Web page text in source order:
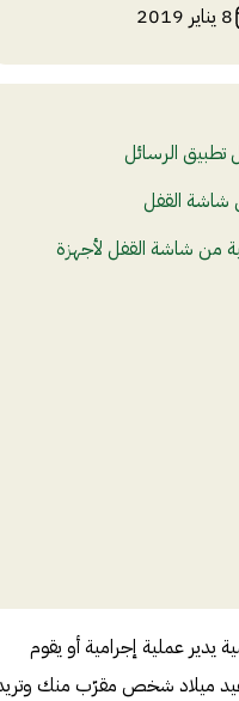
8 يناير 2019
تطبيق الرسائل
شاشة القفل
من شاشة القفل لأجهزة
عملية إجرامية أو يقوم
ميلاد شخص مقرّب منك